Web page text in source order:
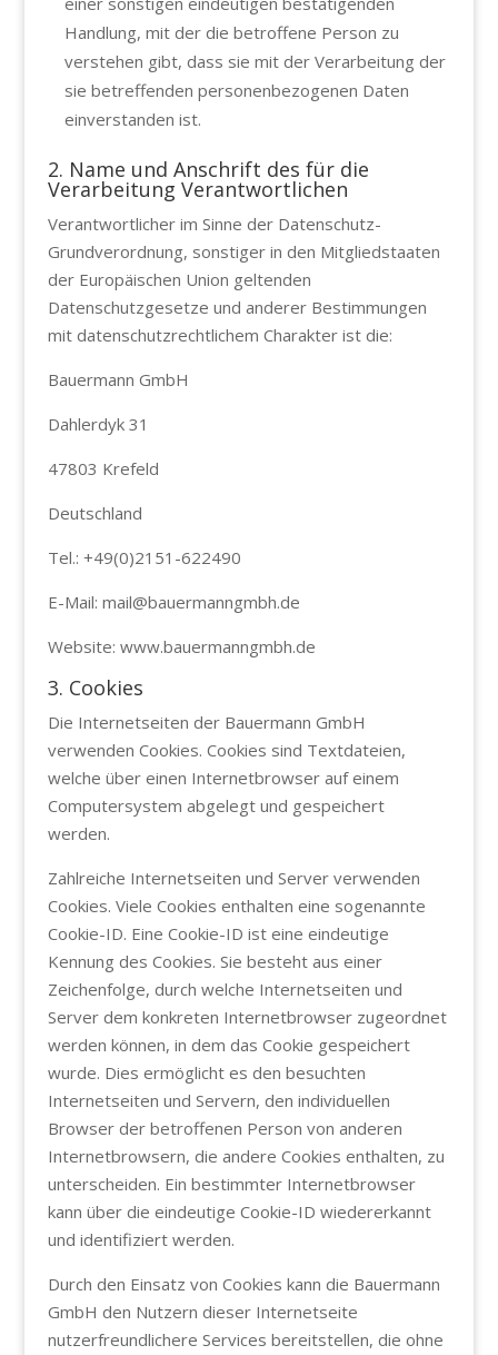
Handlung, mit der die betroffene Person zu
verstehen gibt, dass sie mit der Verarbeitung der
sie betreffenden personenbezogenen Daten
einverstanden ist.
2. Name und Anschrift des für die
Verarbeitung Verantwortlichen
Verantwortlicher im Sinne der Datenschutz-
Grundverordnung, sonstiger in den Mitgliedstaaten
der Europäischen Union geltenden
Datenschutzgesetze und anderer Bestimmungen
mit datenschutzrechtlichem Charakter ist die:
Bauermann GmbH
Dahlerdyk 31
47803 Krefeld
Deutschland
Tel.: +49(0)2151-622490
E-Mail: mail@bauermanngmbh.de
Website: www.bauermanngmbh.de
3. Cookies
Die Internetseiten der Bauermann GmbH
verwenden Cookies. Cookies sind Textdateien,
welche über einen Internetbrowser auf einem
Computersystem abgelegt und gespeichert
werden.
Zahlreiche Internetseiten und Server verwenden
Cookies. Viele Cookies enthalten eine sogenannte
Cookie-ID. Eine Cookie-ID ist eine eindeutige
Kennung des Cookies. Sie besteht aus einer
Zeichenfolge, durch welche Internetseiten und
Server dem konkreten Internetbrowser zugeordnet
werden können, in dem das Cookie gespeichert
wurde. Dies ermöglicht es den besuchten
Internetseiten und Servern, den individuellen
Browser der betroffenen Person von anderen
Internetbrowsern, die andere Cookies enthalten, zu
unterscheiden. Ein bestimmter Internetbrowser
kann über die eindeutige Cookie-ID wiedererkannt
und identifiziert werden.
Durch den Einsatz von Cookies kann die Bauermann
GmbH den Nutzern dieser Internetseite
nutzerfreundlichere Services bereitstellen, die ohne